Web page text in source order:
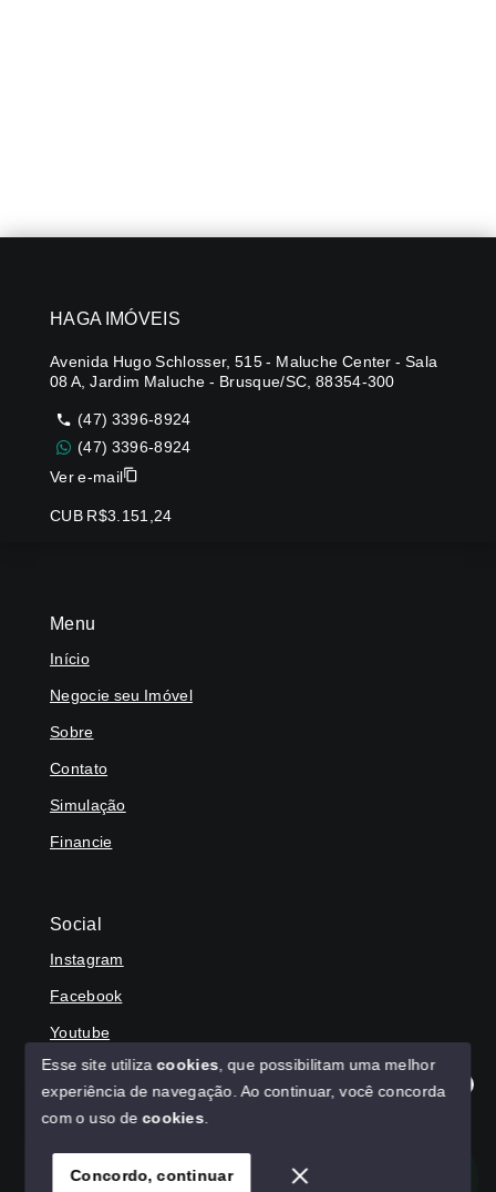
Olá! Agradecemos seu contato, como podemos ajudar?
Menu
Início
Negocie seu Imóvel
Sobre
Contato
Simulação
Financie
Social
Instagram
Facebook
Youtube
© Copyright 2026 - HAGA IMÓVEIS - Todos os direitos
SITE PARA IMOBILIARIA
HAGA IMÓVEIS
Avenida Hugo Schlosser, 515 - Maluche Center - Sala
08 A, Jardim Maluche - Brusque/SC, 88354-300
(47) 3396-8924
(47) 3396-8924
Ver e-mail
CUB R$3.151,24
Esse site utilizacookies , que possibilitam uma melhor
experiência de navegação. Ao continuar, você concorda
com o uso decookies
Concordo, continuar